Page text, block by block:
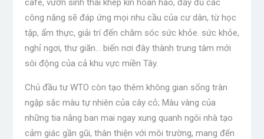
cafe, vườn sinh thái khép kín hoàn hảo, đầy đủ các
công năng sẽ đáp ứng mọi nhu cầu của cư dân, từ học
tập, ẩm thực, giải trí đến chăm sóc sức khỏe. sức khỏe,
nghỉ ngơi, thư giãn… biến nơi đây thành trung tâm mới
sôi động của cả khu vực miền Tây.
Chủ đầu tư WTO còn tạo thêm không gian sống tràn
ngập sắc màu tự nhiên của cây cỏ; Màu vàng của
những tia nắng ban mai ngay xung quanh ngôi nhà tạo
cảm giác gần gũi, thân thiện với môi trường, mang đến